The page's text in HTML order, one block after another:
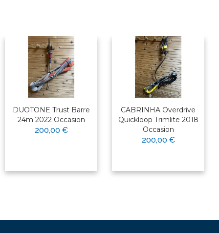
DUOTONE Trust Barre
24m 2022 Occasion
200,00 €
CABRINHA Overdrive
Quickloop Trimlite 2018
Occasion
200,00 €